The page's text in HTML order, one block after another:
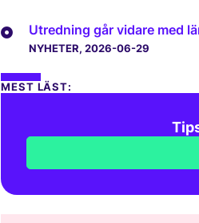
Utredning går vidare med
NYHETER, 2026-06-29
MEST LÄST: